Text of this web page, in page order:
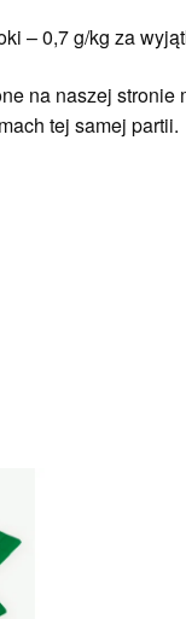
– 0,7 g/kg za
na naszej
tej samej partii.